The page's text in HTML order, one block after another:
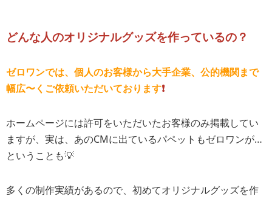
どんな人のオリジナルグッズを作っているの？
ゼロワンでは、個人のお客様から大手企業、公的機関まで
幅広〜くご依頼いただいております❗️
ホームページには許可をいただいたお客様のみ掲載してい
ますが、実は、あのCMに出ているパペットもゼロワンが…
ということも💡
多くの制作実績があるので、初めてオリジナルグッズを作